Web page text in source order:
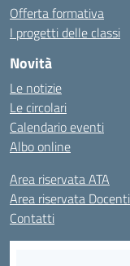
Offerta formativa
I progetti delle classi
Novità
Le notizie
Le circolari
Calendario eventi
Albo online
Area riservata ATA
Area riservata Docenti
Contatti